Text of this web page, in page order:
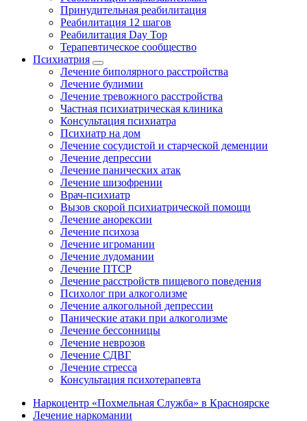
Принудительная реабилитация
Реабилитация 12 шагов
Реабилитация Day Top
Терапевтическое сообщество
Психиатрия
Лечение биполярного расстройства
Лечение булимии
Лечение тревожного расстройства
Частная психиатрическая клиника
Консультация психиатра
Психиатр на дом
Лечение сосудистой и старческой деменции
Лечение депрессии
Лечение панических атак
Лечение шизофрении
Врач-психиатр
Вызов скорой психиатрической помощи
Лечение анорексии
Лечение психоза
Лечение игромании
Лечение лудомании
Лечение ПТСР
Лечение расстройств пищевого поведения
Психолог при алкоголизме
Лечение алкогольной депрессии
Панические атаки при алкоголизме
Лечение бессонницы
Лечение неврозов
Лечение СДВГ
Лечение стресса
Консультация психотерапевта
Наркоцентр «Похмельная Служба» в Красноярске
Лечение наркомании